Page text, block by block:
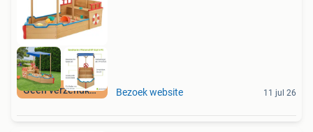
Geen verzendkosten Bezoek website 11 jul 26